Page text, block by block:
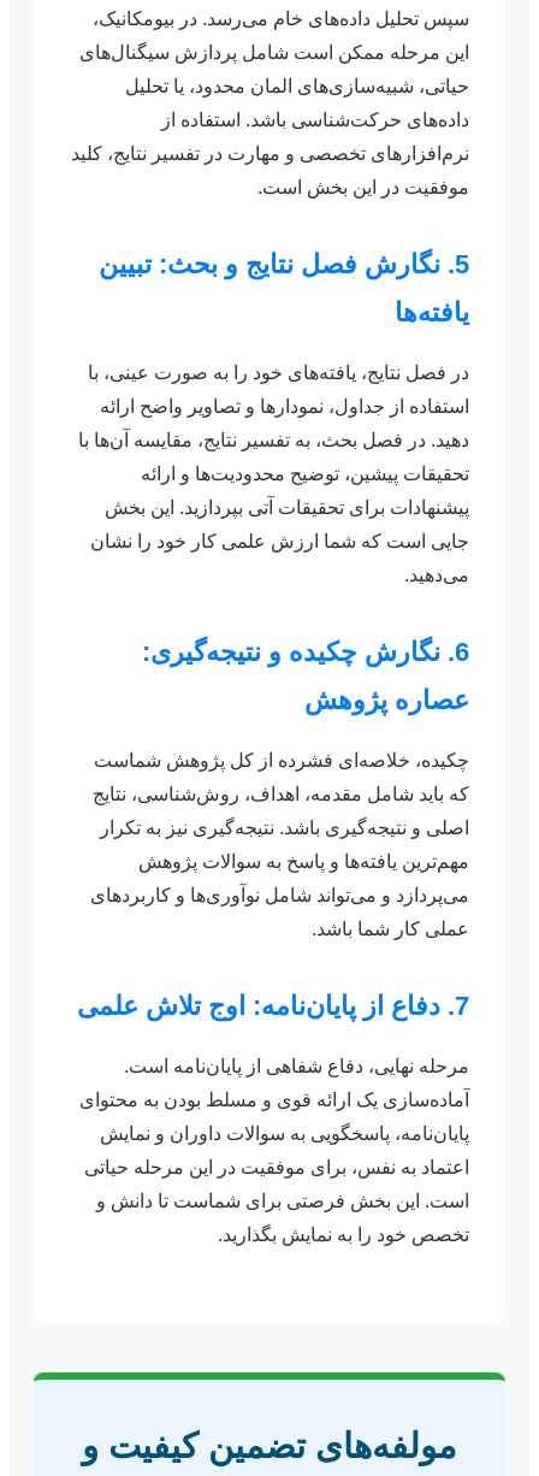
سپس تحلیل داده‌های خام می‌رسد. در بیومکانیک،
این مرحله ممکن است شامل پردازش سیگنال‌های
حیاتی، شبیه‌سازی‌های المان محدود، یا تحلیل
داده‌های حرکت‌شناسی باشد. استفاده از
نرم‌افزارهای تخصصی و مهارت در تفسیر نتایج، کلید
موفقیت در این بخش است.
5. نگارش فصل نتایج و بحث: تبیین
یافته‌ها
در فصل نتایج، یافته‌های خود را به صورت عینی، با
استفاده از جداول، نمودارها و تصاویر واضح ارائه
دهید. در فصل بحث، به تفسیر نتایج، مقایسه آن‌ها با
تحقیقات پیشین، توضیح محدودیت‌ها و ارائه
پیشنهادات برای تحقیقات آتی بپردازید. این بخش
جایی است که شما ارزش علمی کار خود را نشان
می‌دهید.
6. نگارش چکیده و نتیجه‌گیری:
عصاره پژوهش
چکیده، خلاصه‌ای فشرده از کل پژوهش شماست
که باید شامل مقدمه، اهداف، روش‌شناسی، نتایج
اصلی و نتیجه‌گیری باشد. نتیجه‌گیری نیز به تکرار
مهم‌ترین یافته‌ها و پاسخ به سوالات پژوهش
می‌پردازد و می‌تواند شامل نوآوری‌ها و کاربردهای
عملی کار شما باشد.
7. دفاع از پایان‌نامه: اوج تلاش علمی
مرحله نهایی، دفاع شفاهی از پایان‌نامه است.
آماده‌سازی یک ارائه قوی و مسلط بودن به محتوای
پایان‌نامه، پاسخگویی به سوالات داوران و نمایش
اعتماد به نفس، برای موفقیت در این مرحله حیاتی
است. این بخش فرصتی برای شماست تا دانش و
تخصص خود را به نمایش بگذارید.
مولفه‌های تضمین کیفیت و